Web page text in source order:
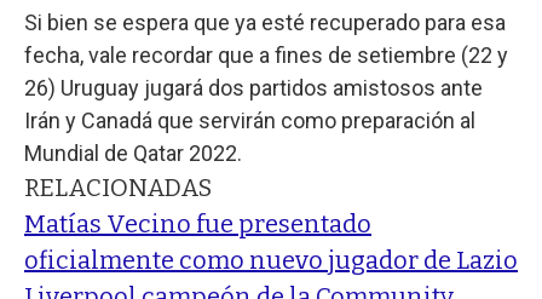
Si bien se espera que ya esté recuperado para esa
fecha, vale recordar que a fines de setiembre (22 y
26) Uruguay jugará dos partidos amistosos ante
Irán y Canadá que servirán como preparación al
Mundial de Qatar 2022.
RELACIONADAS
Matías Vecino fue presentado
oficialmente como nuevo jugador de Lazio